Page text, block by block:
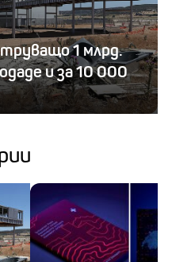
1 млрд.
и за 10 000